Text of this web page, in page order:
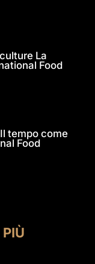
La
Food
tempo come
Food
PIÙ